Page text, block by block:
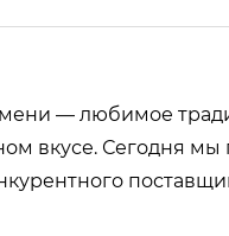
— любимое
вкусе. Сегодня